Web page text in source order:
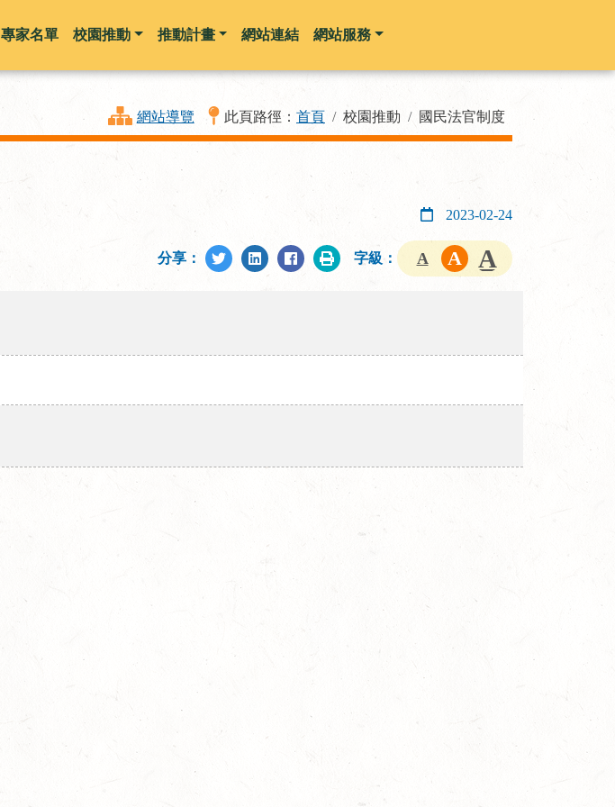
跳到主要內容
專家名單 校園推動 推動計畫 網站連結 網站服務
網站導覽 此頁路徑： 首頁 校園推動 國民法官制度
2023-02-24
分享： 字級：